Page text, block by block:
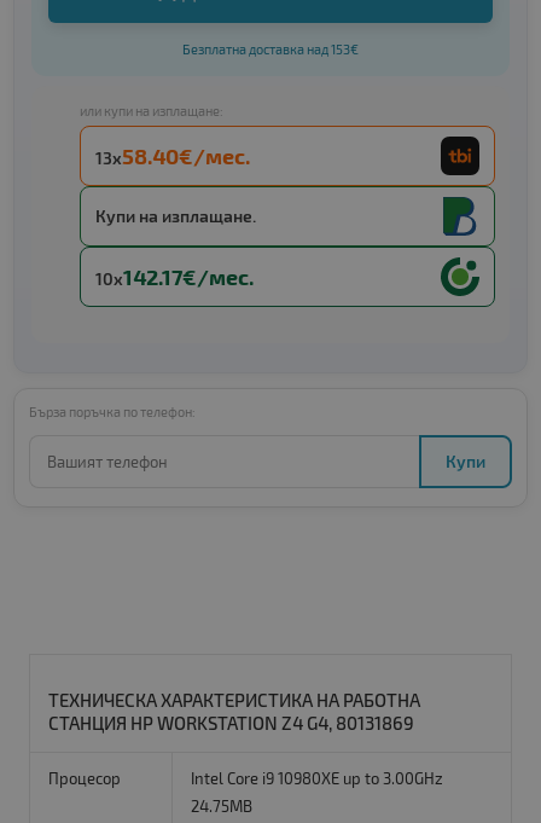
Безплатна доставка над 153€
или купи на изплащане:
13x58.40€/мес.
Купи на изплащане.
10x142.17€/мес.
Бърза поръчка по телефон:
Купи
ТЕХНИЧЕСКА ХАРАКТЕРИСТИКА НА РАБОТНА
СТАНЦИЯ HP WORKSTATION Z4 G4, 80131869
Процесор
Intel Core i9 10980XE up to 3.00GHz
24.75MB